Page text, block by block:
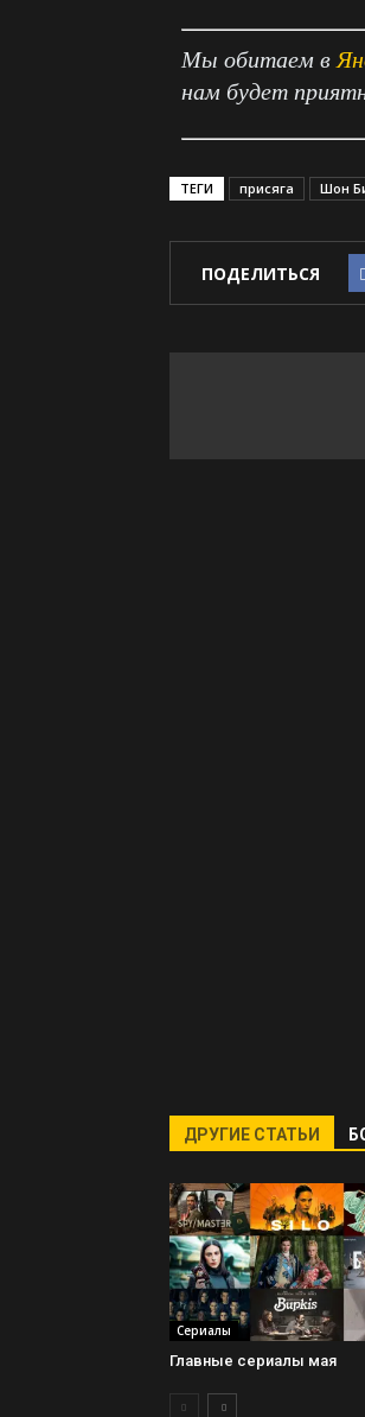
Мы обитаем в
нам будет
ТЕГИ присяга Шон
ПОДЕЛИТЬСЯ
ДРУГИЕ СТАТЬИ
Сериалы
Главные сериалы мая